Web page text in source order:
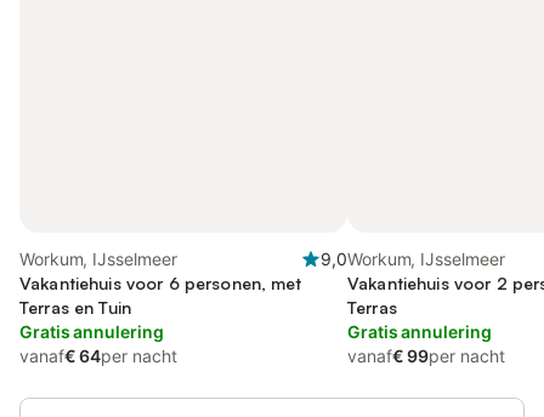
Workum, IJsselmeer
9,0
Vakantiehuis voor 6 personen, met
Terras en Tuin
Gratis annulering
vanaf€ 64per nacht
Workum, IJsselmeer
Vakantiehuis voor 2
Terras
Gratis annulering
vanaf€ 99per nacht